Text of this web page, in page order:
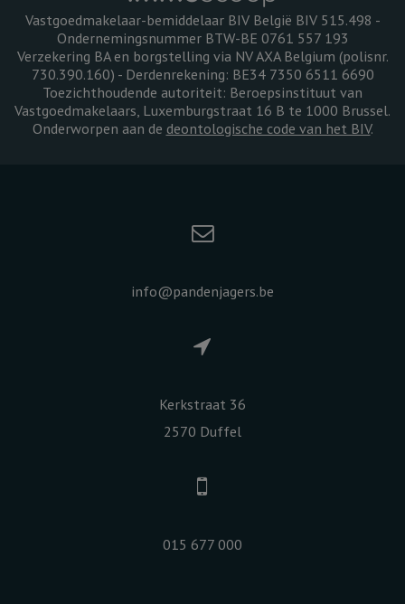
Vastgoedmakelaar-bemiddelaar BIV België BIV 515.498 -
Ondernemingsnummer BTW-BE 0761 557 193
Verzekering BA en borgstelling via NV AXA Belgium (polisnr.
730.390.160) - Derdenrekening: BE34 7350 6511 6690
Toezichthoudende autoriteit: Beroepsinstituut van
Vastgoedmakelaars, Luxemburgstraat 16 B te 1000 Brussel.
Onderworpen aan de deontologische code van het BIV.
info@pandenjagers.be
Kerkstraat 36
2570 Duffel
015 677 000